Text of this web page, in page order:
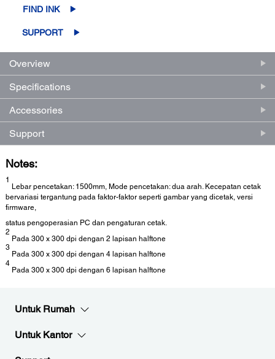
FIND INK
SUPPORT
Overview
Specifications
Accessories
Support
Notes:
1
Lebar pencetakan: 1500mm, Mode pencetakan: dua arah. Kecepatan cetak
bervariasi tergantung pada faktor-faktor seperti gambar yang dicetak, versi
firmware,
status pengoperasian PC dan pengaturan cetak.
2
Pada 300 x 300 dpi dengan 2 lapisan halftone
3
Pada 300 x 300 dpi dengan 4 lapisan halftone
4
Pada 300 x 300 dpi dengan 6 lapisan halftone
Untuk Rumah
Untuk Kantor